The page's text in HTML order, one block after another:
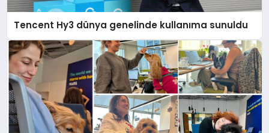
Tencent Hy3 dünya genelinde kullanıma sunuldu